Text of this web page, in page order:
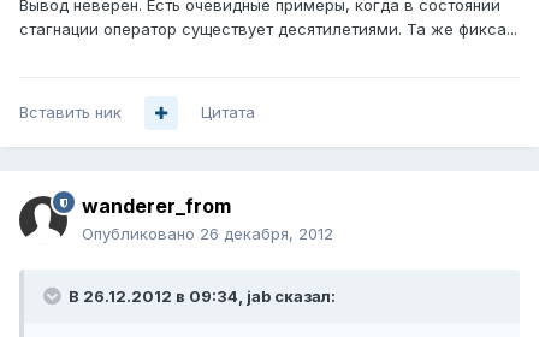
Вывод неверен. Есть очевидные примеры, когда в состоянии
стагнации оператор существует десятилетиями. Та же фикса...
Вставить ник Цитата
wanderer_from
Опубликовано 26 декабря, 2012
В 26.12.2012 в 09:34, jab сказал: